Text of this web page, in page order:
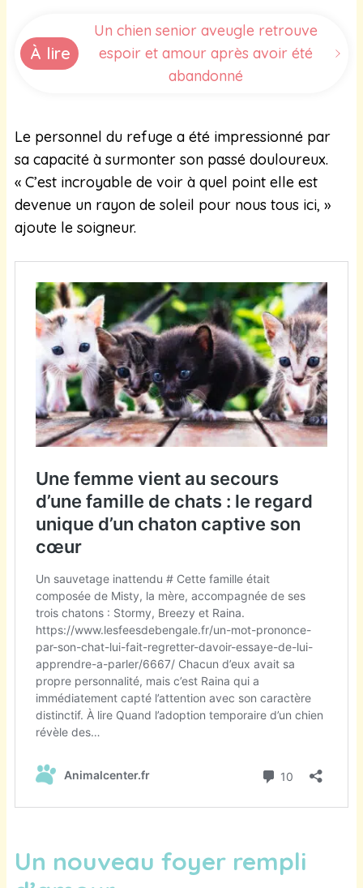
À lire
Un chien senior aveugle retrouve
espoir et amour après avoir été
abandonné
Le personnel du refuge a été impressionné par
sa capacité à surmonter son passé douloureux.
« C’est incroyable de voir à quel point elle est
devenue un rayon de soleil pour nous tous ici, »
ajoute le soigneur.
Un nouveau foyer rempli